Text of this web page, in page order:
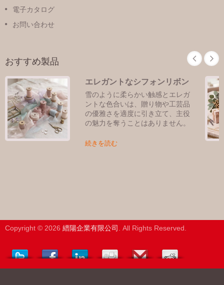
電子カタログ
お問い合わせ
おすすめ製品
エレガントなシフォンリボン
雪のように柔らかい触感とエレガ
ントな色合いは、贈り物や工芸品
の優雅さを適度に引き立て、主役
の魅力を奪うことはありません。
続きを読む
Copyright © 2026 縉陽企業有限公司 . All Rights Reserved.